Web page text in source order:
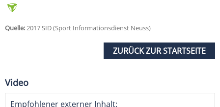
Quelle:2017 SID (Sport Informationsdienst Neuss)
ZURÜCK ZUR STARTSEITE
Video
Empfohlener externer Inhalt: